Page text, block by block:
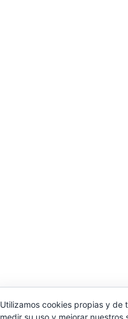
Utilizamos cookies propias y de
medir su uso y mejorar